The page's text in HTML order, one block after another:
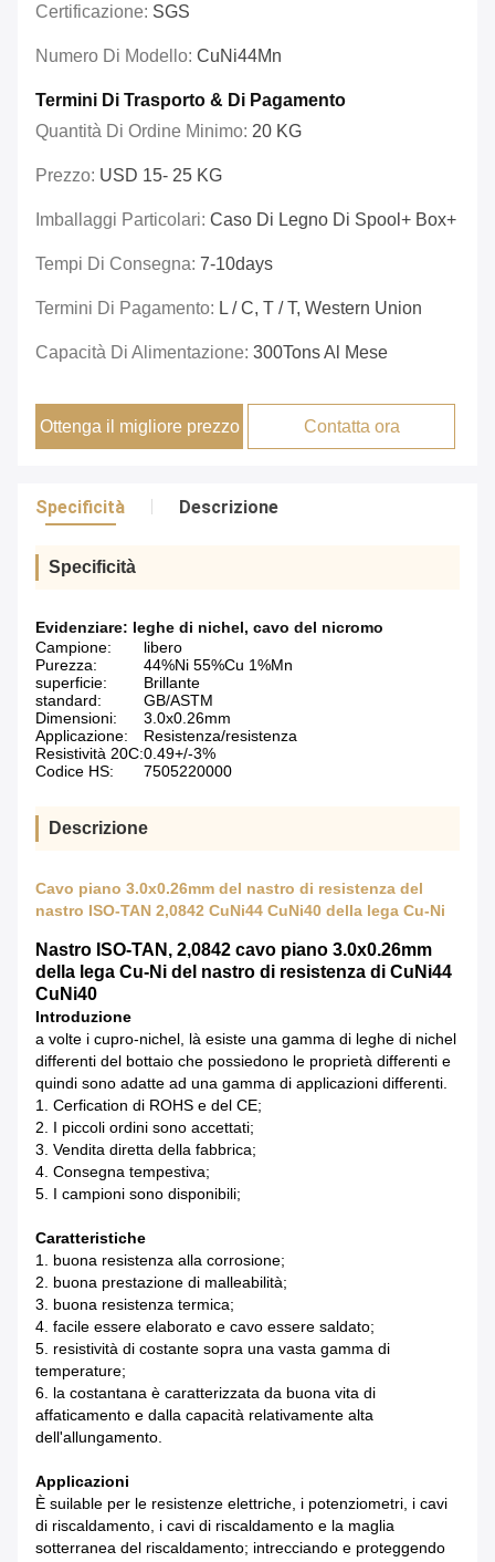
Certificazione: SGS
Numero Di Modello: CuNi44Mn
Termini Di Trasporto & Di Pagamento
Quantità Di Ordine Minimo: 20 KG
Prezzo: USD 15- 25 KG
Imballaggi Particolari: Caso Di Legno Di Spool+ Box+
Tempi Di Consegna: 7-10days
Termini Di Pagamento: L / C, T / T, Western Union
Capacità Di Alimentazione: 300Tons Al Mese
Ottenga il migliore prezzo Contatta ora
Specificità Descrizione
Specificità
Evidenziare: leghe di nichel, cavo del nicromo
Campione:
libero
Purezza:
44%Ni 55%Cu 1%Mn
superficie:
Brillante
standard:
GB/ASTM
Dimensioni:
3.0x0.26mm
Applicazione:
Resistenza/resistenza
Resistività 20C:0.49+/-3%
Codice HS:
7505220000
Descrizione
Cavo piano 3.0x0.26mm del nastro di resistenza del
nastro ISO-TAN 2,0842 CuNi44 CuNi40 della lega Cu-Ni
Nastro ISO-TAN, 2,0842 cavo piano 3.0x0.26mm
della lega Cu-Ni del nastro di resistenza di CuNi44
CuNi40
Introduzione
a volte i cupro-nichel, là esiste una gamma di leghe di nichel
differenti del bottaio che possiedono le proprietà differenti e
quindi sono adatte ad una gamma di applicazioni differenti.
1. Cerfication di ROHS e del CE;
2. I piccoli ordini sono accettati;
3. Vendita diretta della fabbrica;
4. Consegna tempestiva;
5. I campioni sono disponibili;
Caratteristiche
1. buona resistenza alla corrosione;
2. buona prestazione di malleabilità;
3. buona resistenza termica;
4. facile essere elaborato e cavo essere saldato;
5. resistività di costante sopra una vasta gamma di
temperature;
6. la costantana è caratterizzata da buona vita di
affaticamento e dalla capacità relativamente alta
dell'allungamento.
Applicazioni
È suilable per le resistenze elettriche, i potenziometri, i cavi
di riscaldamento, i cavi di riscaldamento e la maglia
sotterranea del riscaldamento; intrecciando e proteggendo